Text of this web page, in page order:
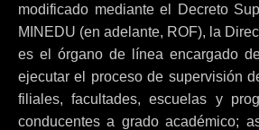
modificado mediante el Decreto
MINEDU (en adelante, ROF), la
es el órgano de línea encargado
ejecutar el proceso de supervisión
filiales, facultades, escuelas y
conducentes a grado académico;